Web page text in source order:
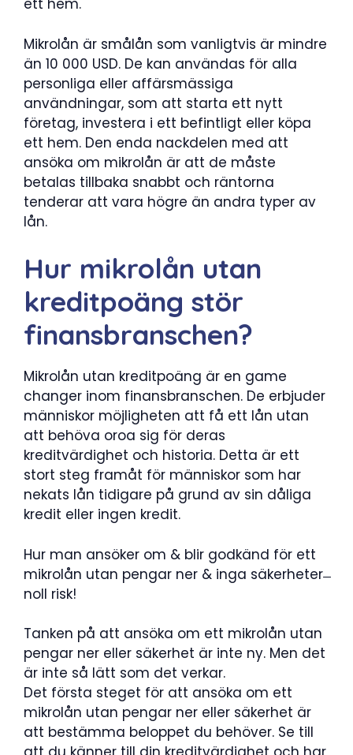
ett hem.
Mikrolån är smålån som vanligtvis är mindre
än 10 000 USD. De kan användas för alla
personliga eller affärsmässiga
användningar, som att starta ett nytt
företag, investera i ett befintligt eller köpa
ett hem. Den enda nackdelen med att
ansöka om mikrolån är att de måste
betalas tillbaka snabbt och räntorna
tenderar att vara högre än andra typer av
lån.
Hur mikrolån utan
kreditpoäng stör
finansbranschen?
Mikrolån utan kreditpoäng är en game
changer inom finansbranschen. De erbjuder
människor möjligheten att få ett lån utan
att behöva oroa sig för deras
kreditvärdighet och historia. Detta är ett
stort steg framåt för människor som har
nekats lån tidigare på grund av sin dåliga
kredit eller ingen kredit.
Hur man ansöker om & blir godkänd för ett
mikrolån utan pengar ner & inga säkerheter ̶
noll risk!
Tanken på att ansöka om ett mikrolån utan
pengar ner eller säkerhet är inte ny. Men det
är inte så lätt som det verkar.
Det första steget för att ansöka om ett
mikrolån utan pengar ner eller säkerhet är
att bestämma beloppet du behöver. Se till